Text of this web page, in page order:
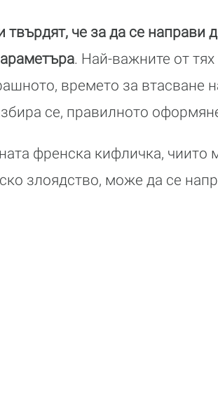
че за да се направи
. Най-важните от
времето за втасване
се, правилното
френска кифличка, чиито
злоядство, може да се